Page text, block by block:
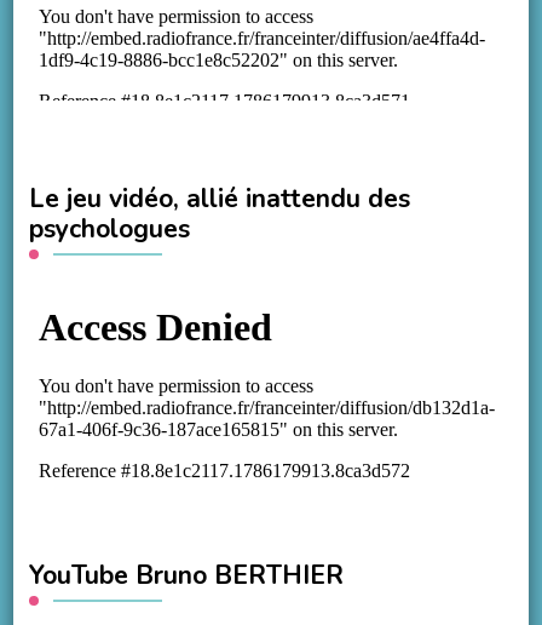
Le jeu vidéo, allié inattendu des
psychologues
YouTube Bruno BERTHIER